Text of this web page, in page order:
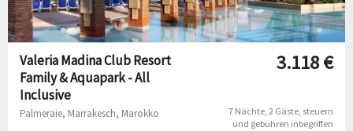
Valeria Madina Club Resort
Family & Aquapark - All
Inclusive
Palmeraie, Marrakesch, Marokko
3.118 €
7 Nächte 2 Gäste steuern
und gebühren inbegriffen